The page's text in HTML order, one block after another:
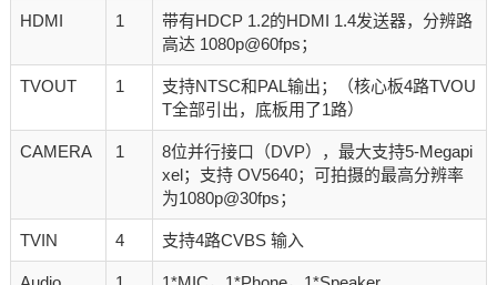
HDMI 1
带有HDCP 1.2的HDMI 1.4发送器，分辨路
高达 1080p@60fps；
TVOUT 1
支持NTSC和PAL输出；（核心板4路TVOU
T全部引出，底板用了1路）
CAMERA 1
8位并行接口（DVP），最大支持5-Megapi
xel；支持 OV5640；可拍摄的最高分辨率
为1080p@30fps；
TVIN 4 支持4路CVBS 输入